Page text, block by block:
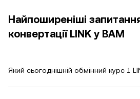
Найпоширеніші
конвертації LINK у BAM
Який сьогоднішній обмінний курс 1